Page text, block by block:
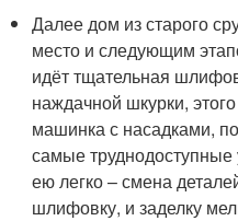
Далее дом из старого
место и следующим
идёт тщательная
наждачной шкурки,
машинка с насадками,
самые труднодоступные
ею легко – смена
шлифовку, и заделку